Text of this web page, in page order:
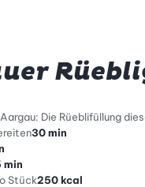
Die Rüeblifüllung
30 min
min
Stück250 kcal